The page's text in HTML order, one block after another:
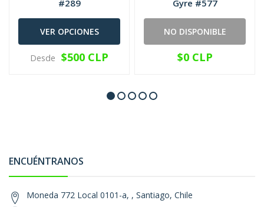
#289
VER OPCIONES
Desde $500 CLP
Gyre #577
NO DISPONIBLE
$0 CLP
ENCUÉNTRANOS
Moneda 772 Local 0101-a, , Santiago, Chile